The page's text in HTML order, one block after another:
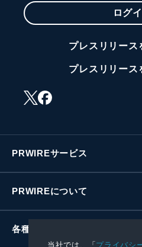
当社では、「プライバシ
ログ
プレスリリース
プレスリリース
PRWIREサービス
PRWIREについて
各種お問い合わせ